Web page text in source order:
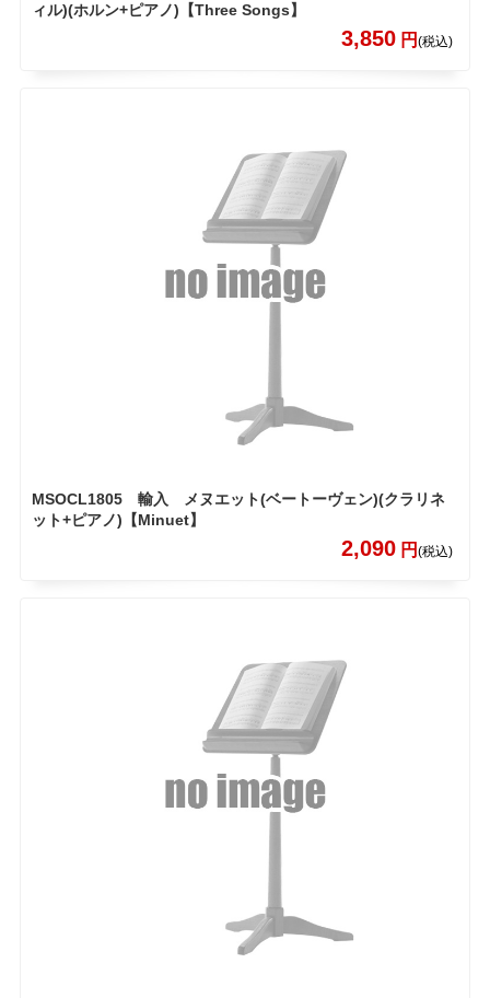
ィル)(ホルン+ピアノ)【Three Songs】
3,850 円(税込)
MSOCL1805 輸入 メヌエット(ベートーヴェン)(クラリネ
ット+ピアノ)【Minuet】
2,090 円(税込)